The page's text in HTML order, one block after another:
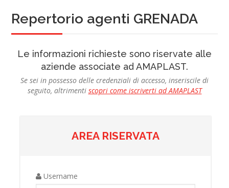
Repertorio agenti GRENADA
Le informazioni richieste sono riservate alle
aziende associate ad AMAPLAST.
Se sei in possesso delle credenziali di accesso, inseriscile di
seguito, altrimenti scopri come iscriverti ad AMAPLAST
AREA RISERVATA
Username